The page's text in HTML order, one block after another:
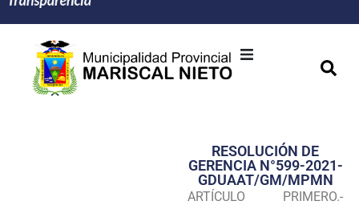
Transparencia
Seguridad
RESOLUCIÓN DE
GERENCIA N°599-2021-
GDUAAT/GM/MPMN
ARTÍCULO PRIMERO.-